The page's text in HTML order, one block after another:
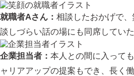
就職者Aさん：相談したおかげで
談しづらい話の場にも同席してい
企業担当者：本人との間に入って
ャリアアップの提案もでき、長く